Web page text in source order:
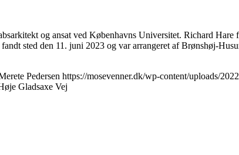
og ansat ved Københavns Universitet. Richard
sted den 11. juni 2023 og var arrangeret af Brønshøj-
Pedersen https://mosevenner.dk/wp-content/uploads/
Gladsaxe Vej